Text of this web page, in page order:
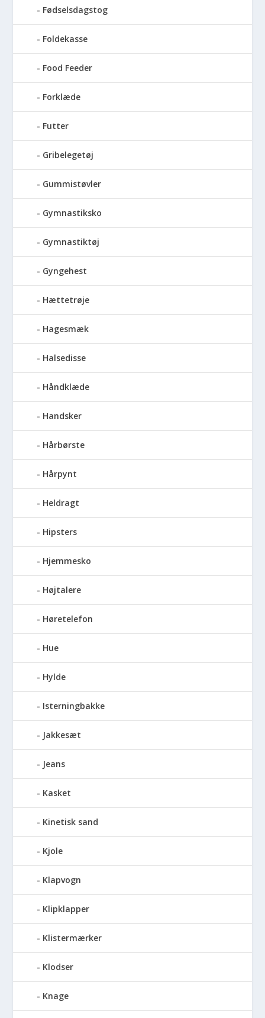
Fødselsdagstog
Foldekasse
Food Feeder
Forklæde
Futter
Gribelegetøj
Gummistøvler
Gymnastiksko
Gymnastiktøj
Gyngehest
Hættetrøje
Hagesmæk
Halsedisse
Håndklæde
Handsker
Hårbørste
Hårpynt
Heldragt
Hipsters
Hjemmesko
Højtalere
Høretelefon
Hue
Hylde
Isterningbakke
Jakkesæt
Jeans
Kasket
Kinetisk sand
Kjole
Klapvogn
Klipklapper
Klistermærker
Klodser
Knage